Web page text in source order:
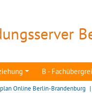
B -
Online Berlin-Brandenburg